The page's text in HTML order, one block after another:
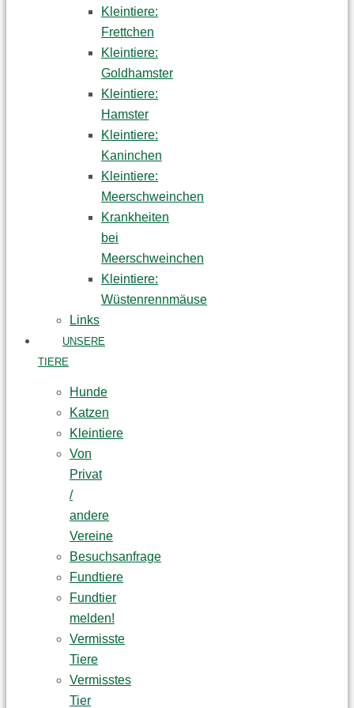
Kleintiere:
Frettchen
Kleintiere:
Goldhamster
Kleintiere:
Hamster
Kleintiere:
Kaninchen
Kleintiere:
Meerschweinchen
Krankheiten
bei
Meerschweinchen
Kleintiere:
Wüstenrennmäuse
Links
UNSERE
TIERE
Hunde
Katzen
Kleintiere
Von
Privat
/
andere
Vereine
Besuchsanfrage
Fundtiere
Fundtier
melden!
Vermisste
Tiere
Vermisstes
Tier